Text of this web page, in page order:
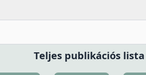
Teljes publikációs lista